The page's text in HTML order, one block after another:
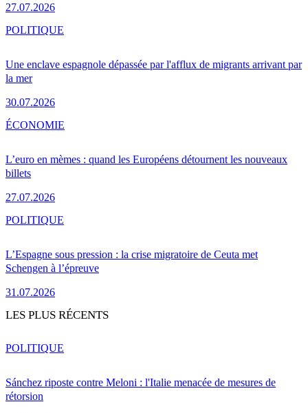
27.07.2026
Une enclave espagnole dépassée par l'afflux de migrants arrivant par
la mer
30.07.2026
POLITIQUE
L’euro en mèmes : quand les Européens détournent les nouveaux
billets
27.07.2026
ÉCONOMIE
L’Espagne sous pression : la crise migratoire de Ceuta met
Schengen à l’épreuve
31.07.2026
POLITIQUE
LES PLUS RÉCENTS
Sánchez riposte contre Meloni : l'Italie menacée de mesures de
rétorsion
POLITIQUE